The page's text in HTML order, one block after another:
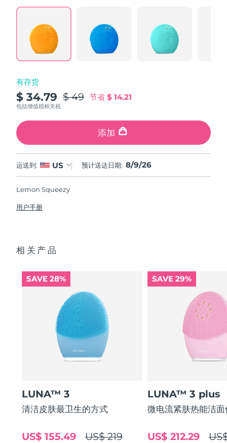
有存货
$ 34.79 $ 49 节省$ 14.21
包括增值税和关税
添加
运送到: US 预计送达日期: 8/9/26
Lemon Squeezy
用户手册
相关产品
SAVE 28%
LUNA™ 3
清洁皮肤最卫生的方式
US$ 219
US$ 155.49
SAVE 29%
LUNA™ 3 plus
微电流紧肤热能洁面
US$ 212.29